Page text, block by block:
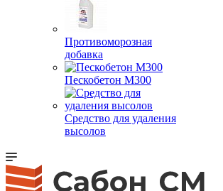
Противоморозная
добавка
Пескобетон М300
Средство для удаления
высолов